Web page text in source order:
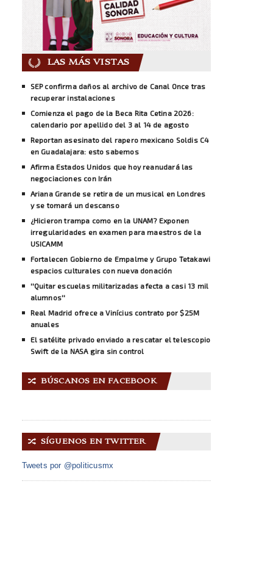
LAS MÁS VISTAS
SEP confirma daños al archivo de Canal Once tras
recuperar instalaciones
Comienza el pago de la Beca Rita Cetina 2026:
calendario por apellido del 3 al 14 de agosto
Reportan asesinato del rapero mexicano Soldis C4
en Guadalajara: esto sabemos
Afirma Estados Unidos que hoy reanudará las
negociaciones con Irán
Ariana Grande se retira de un musical en Londres
y se tomará un descanso
¿Hicieron trampa como en la UNAM? Exponen
irregularidades en examen para maestros de la
USICAMM
Fortalecen Gobierno de Empalme y Grupo Tetakawi
espacios culturales con nueva donación
''Quitar escuelas militarizadas afecta a casi 13 mil
alumnos''
Real Madrid ofrece a Vinícius contrato por $25M
anuales
El satélite privado enviado a rescatar el telescopio
Swift de la NASA gira sin control
🔀 BÚSCANOS EN FACEBOOK
🔀 SÍGUENOS EN TWITTER
Tweets por @politicusmx